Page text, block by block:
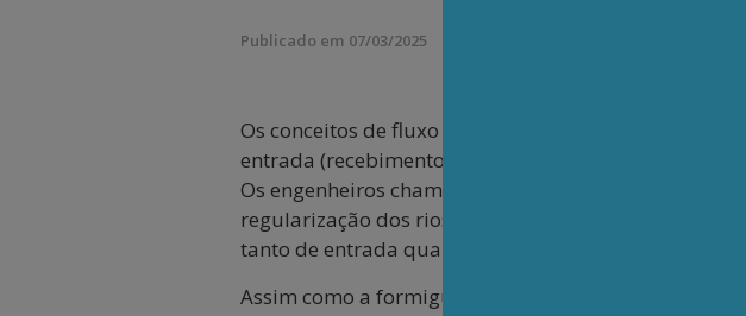
Publicado em 07/03/2025
Os conceitos de fluxo e de estoque são intuitivos
entrada (recebimentos) é maior que o de saída
Os engenheiros chamam de equação da
regularização dos rios, que surgem com a
tanto de entrada quanto de saída, maior terá de ser o
Assim como a formiguinha sabia que tinha que